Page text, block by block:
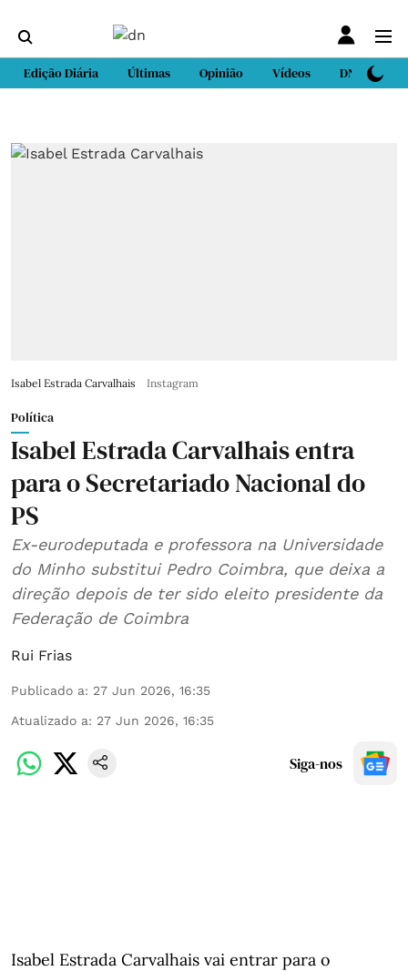
Edição Diária Últimas Opinião Vídeos DN Sport
Isabel Estrada Carvalhais Instagram
Política
Isabel Estrada Carvalhais entra
para o Secretariado Nacional do
PS
Ex-eurodeputada e professora na Universidade
do Minho substitui Pedro Coimbra, que deixa a
direção depois de ter sido eleito presidente da
Federação de Coimbra
Rui Frias
Publicado a: 27 Jun 2026, 16:35
Atualizado a: 27 Jun 2026, 16:35
Siga-nos
Isabel Estrada Carvalhais vai entrar para o